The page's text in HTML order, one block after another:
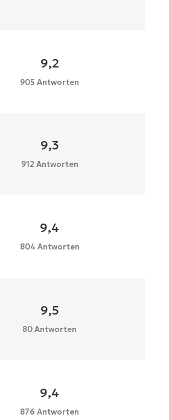
9,2
905 Antworten
9,3
912 Antworten
9,4
804 Antworten
9,5
80 Antworten
9,4
876 Antworten